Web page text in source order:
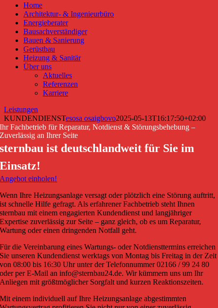
Home
Architektur- & Ingenieurbüro
Energieberater
Bausachverständiger
Bauen & Sanierung
Gerüstbau
Heizung & Sanitär
Über uns
Aktuelles
Referenzen
Karriere
Leistungen
KUNDENDIENSTesosa osaigbovo2025-05-13T16:17:50+02:00
Ihr Fachbetrieb für Reparatur, Notdienst & Störungsbehebung –
Zuverlässig an Ihrer Seite
sternbau ist deutschlandweit für Sie im
Einsatz!
Angebot einholen!
Wenn Ihre Heizungsanlage versagt oder plötzlich eine Störung auftritt,
ist schnelle Hilfe gefragt. Als erfahrener Fachbetrieb steht Ihnen
sternbau mit einem engagierten Kundendienst und langjähriger
Expertise zuverlässig zur Seite – ganz gleich, ob es um Reparatur,
Wartung oder einen dringenden Notfall geht.
Für die Vereinbarung eines Wartungs- oder Notdiensttermins erreichen
Sie unseren Kundendienst werktags von Montag bis Freitag in der Zeit
von 08:00 bis 16:30 Uhr unter der Telefonnummer 02166 / 99 24 80
oder per E-Mail an info@sternbau24.de. Wir kümmern uns um Ihr
Anliegen mit größtmöglicher Sorgfalt und kurzen Reaktionszeiten.
Mit einem individuell auf Ihre Heizungsanlage abgestimmten